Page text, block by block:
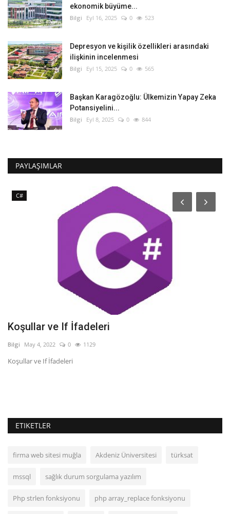
ekonomik büyüme...
Bilgi Eyl 16, 2025 0 523
Depresyon ve kişilik özellikleri arasındaki
ilişkinin incelenmesi
Bilgi Eyl 15, 2025 0 565
Başkan Karagözoğlu: Ülkemizin Yapay Zeka
Potansiyelini...
Bilgi Eyl 8, 2025 0 844
PAYLAŞIMLAR
C#
Koşullar ve If İfadeleri
Bilgi May 4, 2022 0 1129
Koşullar ve If İfadeleri
ETIKETLER
firma web sitesi muğla Akdeniz Üniversitesi türksat
mssql sağlık durum sorgulama yazılım
Php strlen fonksiyonu php array_replace fonksiyonu